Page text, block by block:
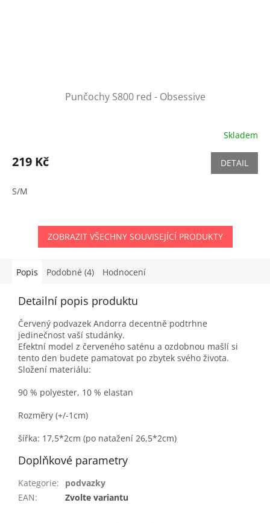
Punčochy S800 red - Obsessive
Skladem
219 Kč DETAIL
S/M
ZOBRAZIT VŠECHNY SOUVISEJÍCÍ PRODUKTY
Popis Podobné (4) Hodnocení
Detailní popis produktu
Červený podvazek Andorra decentně podtrhne
jedinečnost vaší studánky.
Efektní model z červeného saténu a ozdobnou mašlí si
tento den budete pamatovat po zbytek svého života.
Složení materiálu:
90 % polyester, 10 % elastan
Rozměry (+/-1cm)
šířka: 17,5*2cm (po natažení 26,5*2cm)
Doplňkové parametry
Kategorie:
podvazky
EAN: Zvolte variantu